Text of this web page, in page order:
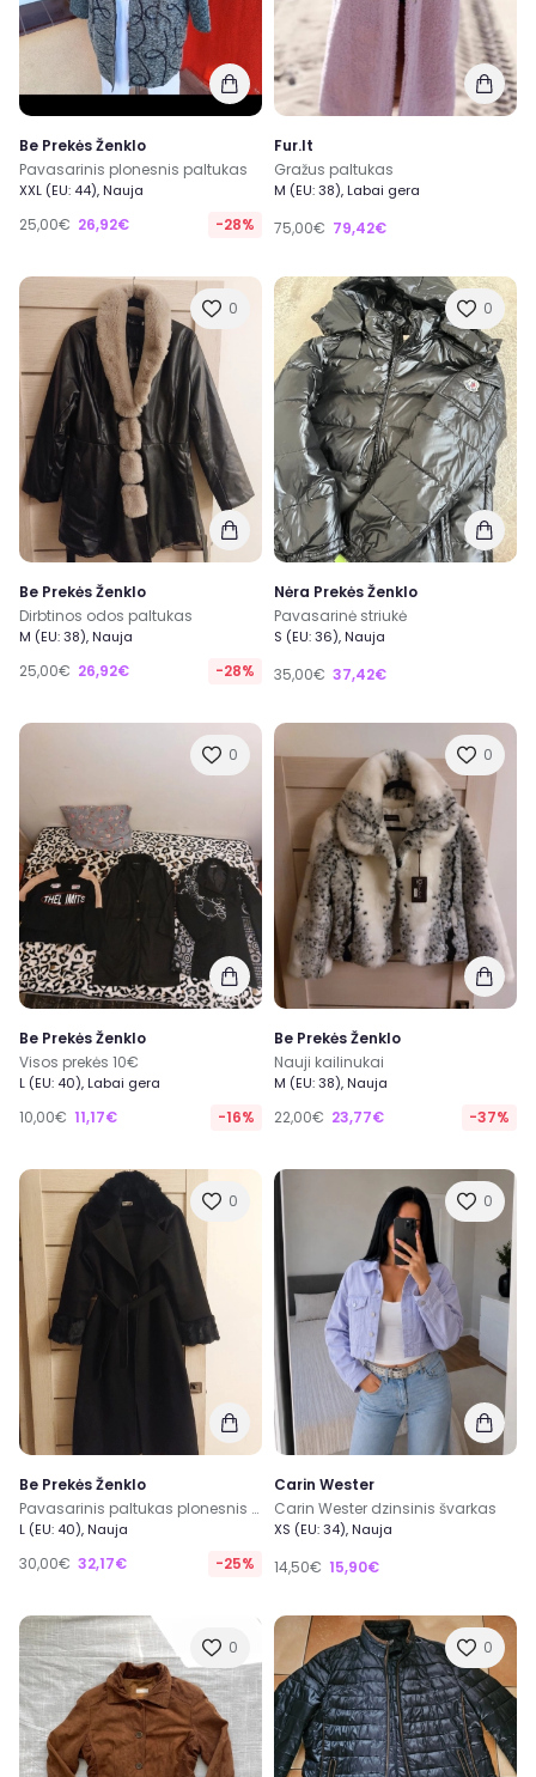
Be Prekės Ženklo
Pavasarinis plonesnis paltukas
XXL (EU: 44), Nauja
25,00€ 26,92€ -28%
Fur.lt
Gražus paltukas
M (EU: 38), Labai gera
75,00€ 79,42€
0
Be Prekės Ženklo
Dirbtinos odos paltukas
M (EU: 38), Nauja
25,00€ 26,92€ -28%
0
Nėra Prekės Ženklo
Pavasarinė striukė
S (EU: 36), Nauja
35,00€ 37,42€
0
Be Prekės Ženklo
Visos prekės 10€
L (EU: 40), Labai gera
10,00€ 11,17€ -16%
0
Be Prekės Ženklo
Nauji kailinukai
M (EU: 38), Nauja
22,00€ 23,77€ -37%
0
Be Prekės Ženklo
Pavasarinis paltukas plonesnis su kailiuko apdaila
L (EU: 40), Nauja
30,00€ 32,17€ -25%
0
Carin Wester
Carin Wester dzinsinis švarkas
XS (EU: 34), Nauja
14,50€ 15,90€
0 0